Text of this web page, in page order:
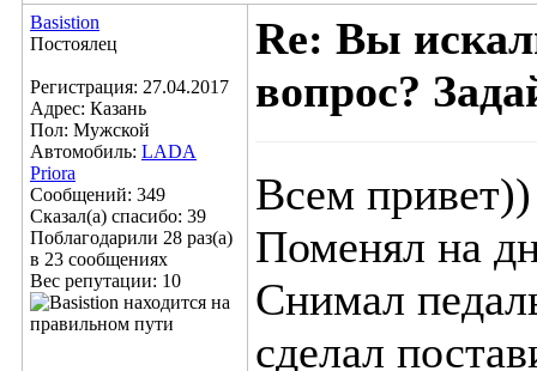
Basistion
Постоялец
Регистрация: 27.04.2017
Адрес: Казань
Пол: Мужской
Автомобиль: LADA
Priora
Сообщений: 349
Сказал(а) спасибо: 39
Поблагодарили 28 раз(а)
в 23 сообщениях
Вес репутации: 10
Re: Вы
вопрос?
Всем привет))
Поменял на
Снимал
сделал